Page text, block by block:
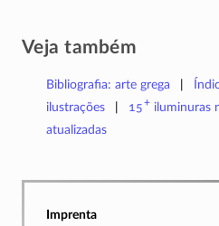
Veja também
Bibliografia: arte grega
ilustrações
15+ iluminuras
atualizadas
Imprenta